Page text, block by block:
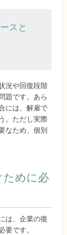
スと
況や回復段階
題です。あら
には、解雇で
。ただし実際
なため、個別
ために必
は、企業の復
です。